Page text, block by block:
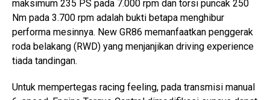
maksimum 235 PS pada 7.000 rpm dan torsi puncak 250
Nm pada 3.700 rpm adalah bukti betapa menghibur
performa mesinnya. New GR86 memanfaatkan penggerak
roda belakang (RWD) yang menjanjikan driving experience
tiada tandingan.
Untuk mempertegas racing feeling, pada transmisi manual